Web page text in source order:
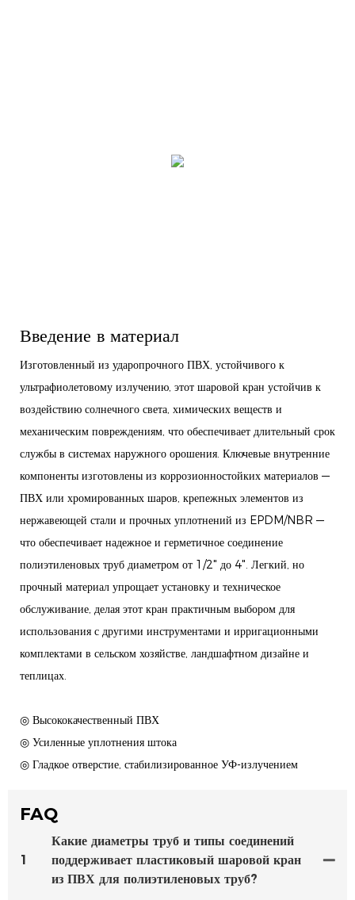
Введение в материал
Изготовленный из ударопрочного ПВХ, устойчивого к
ультрафиолетовому излучению, этот шаровой кран устойчив к
воздействию солнечного света, химических веществ и
механическим повреждениям, что обеспечивает длительный срок
службы в системах наружного орошения. Ключевые внутренние
компоненты изготовлены из коррозионностойких материалов —
ПВХ или хромированных шаров, крепежных элементов из
нержавеющей стали и прочных уплотнений из EPDM/NBR —
что обеспечивает надежное и герметичное соединение
полиэтиленовых труб диаметром от 1/2" до 4". Легкий, но
прочный материал упрощает установку и техническое
обслуживание, делая этот кран практичным выбором для
использования с другими инструментами и ирригационными
комплектами в сельском хозяйстве, ландшафтном дизайне и
теплицах.
◎ Высококачественный ПВХ
◎ Усиленные уплотнения штока
◎ Гладкое отверстие, стабилизированное УФ-излучением
FAQ
1
Какие диаметры труб и типы соединений
поддерживает пластиковый шаровой кран
из ПВХ для полиэтиленовых труб?